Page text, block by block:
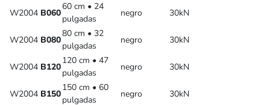
W2004 B060
60 cm • 24
pulgadas
negro 30kN
W2004 B080
80 cm • 32
pulgadas
negro 30kN
W2004 B120
120 cm • 47
pulgadas
negro 30kN
W2004 B150
150 cm • 60
pulgadas
negro 30kN